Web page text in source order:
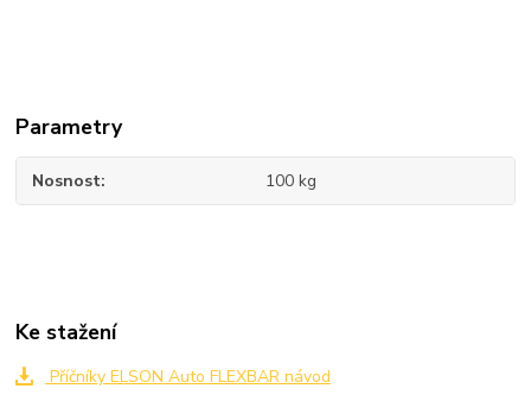
Parametry
Nosnost 100 kg
Ke stažení
Příčníky ELSON Auto FLEXBAR návod